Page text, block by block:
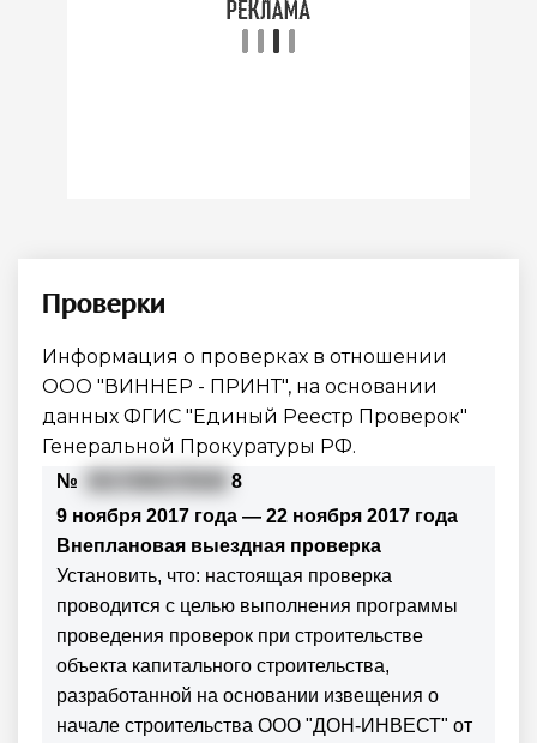
Проверки
Информация о проверках в отношении
ООО "ВИННЕР - ПРИНТ", на основании
данных ФГИС "Единый Реестр Проверок"
Генеральной Прокуратуры РФ.
№
8
9 ноября 2017 года — 22 ноября 2017 года
Внеплановая выездная проверка
Установить, что: настоящая проверка
проводится с целью выполнения программы
проведения проверок при строительстве
объекта капитального строительства,
разработанной на основании извещения о
начале строительства ООО "ДОН-ИНВЕСТ" от